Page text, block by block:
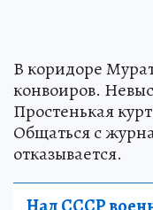
В коридоре
конвоиров.
Простенькая
Общаться с
отказывается.